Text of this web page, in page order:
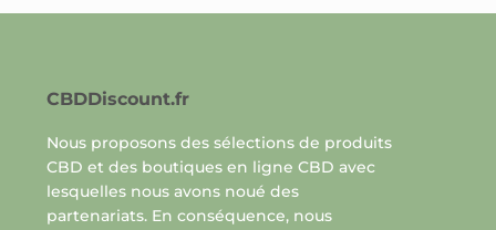
CBDDiscount.fr
Nous proposons des sélections de produits
CBD et des boutiques en ligne CBD avec
lesquelles nous avons noué des
partenariats. En conséquence, nous